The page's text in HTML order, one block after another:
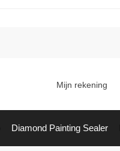
Mijn rekening
Diamond Painting Sealer